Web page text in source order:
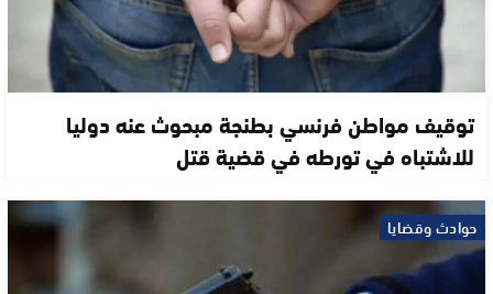
توقيف مواطن فرنسي بطنجة مبحوث عنه دوليا
للاشتباه في تورطه في قضية قتل
حوادث وقضايا